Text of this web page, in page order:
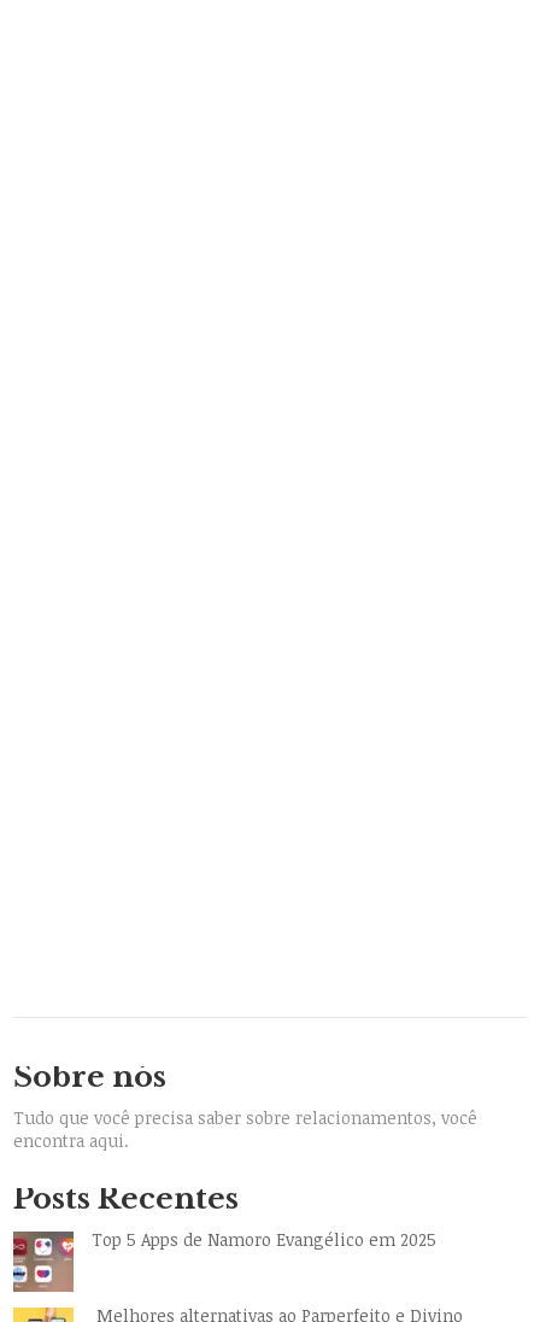
Sobre nós
Tudo que você precisa saber sobre relacionamentos, você
encontra aqui.
Posts Recentes
Top 5 Apps de Namoro Evangélico em 2025
Melhores alternativas ao Parperfeito e Divino